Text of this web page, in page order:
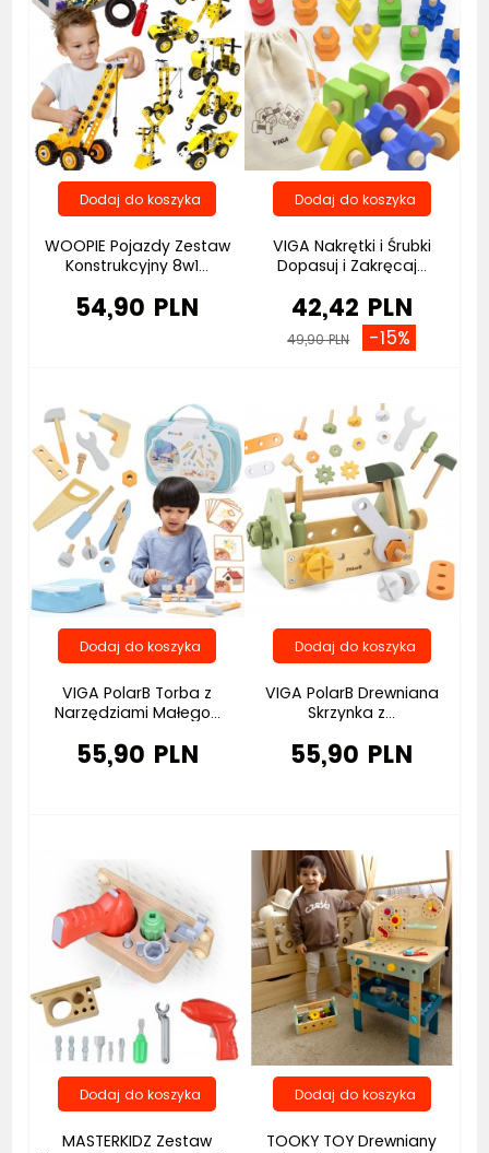
WOOPIE Pojazdy Zestaw
Konstrukcyjny 8w1...
54,90 PLN
VIGA Nakrętki i Śrubki
Dopasuj i Zakręcaj...
42,42 PLN
49,90 PLN -15%
VIGA PolarB Torba z
Narzędziami Małego...
55,90 PLN
VIGA PolarB Drewniana
Skrzynka z...
55,90 PLN
MASTERKIDZ Zestaw
TOOKY TOY Drewniany